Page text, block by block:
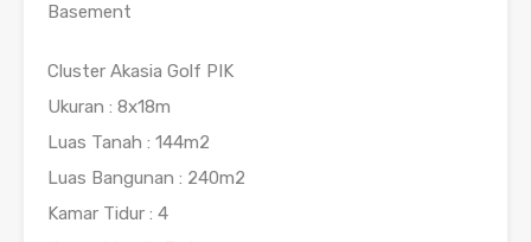
Basement
Cluster Akasia Golf PIK
Ukuran : 8x18m
Luas Tanah : 144m2
Luas Bangunan : 240m2
Kamar Tidur : 4